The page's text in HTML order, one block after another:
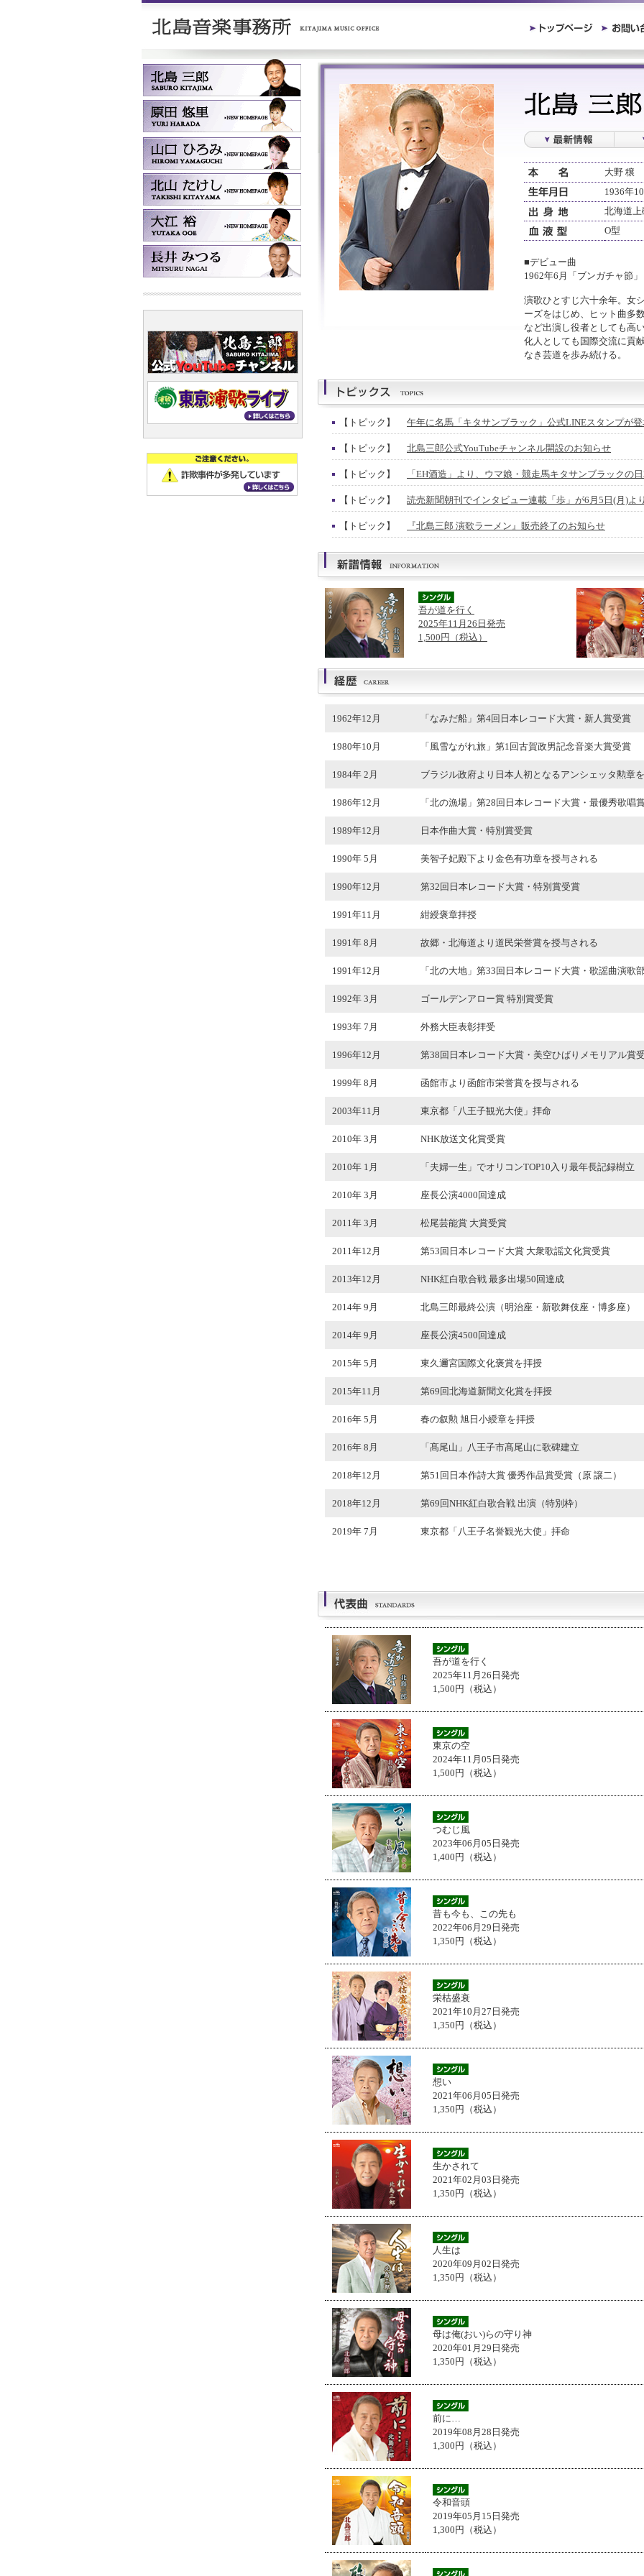
大野 穣
1936年
北海道
O型
■デビュー曲
1962年6月「ブンガチャ節」
演歌ひとすじ六十余年。女
ーズをはじめ、ヒット曲多
など出演し役者としても高
化人としても国際交流に貢
なき芸道を歩み続ける。
【トピック】 午年に名馬「キタサンブラック」公式LINEスタンプが登
【トピック】 北島三郎公式YouTubeチャンネル開設のお知らせ
【トピック】 「EH酒造」より、ウマ娘・競走馬キタサンブラックの
【トピック】 読売新聞朝刊でインタビュー連載「歩」が6月5日(月)よ
【トピック】 『北島三郎 演歌ラーメン』販売終了のお知らせ
吾が道を行く
2025年11月26日発売
1,500円（税込）
1962年12月 「なみだ船」第4回日本レコード大賞・新人賞受賞
1980年10月 「風雪ながれ旅」第1回古賀政男記念音楽大賞受賞
1984年 2月 ブラジル政府より日本人初となるアンシェッタ勲章
1986年12月 「北の漁場」第28回日本レコード大賞・最優秀歌唱
1989年12月 日本作曲大賞・特別賞受賞
1990年 5月 美智子妃殿下より金色有功章を授与される
1990年12月 第32回日本レコード大賞・特別賞受賞
1991年11月 紺綬褒章拝授
1991年 8月 故郷・北海道より道民栄誉賞を授与される
1991年12月 「北の大地」第33回日本レコード大賞・歌謡曲演歌
1992年 3月 ゴールデンアロー賞 特別賞受賞
1993年 7月 外務大臣表彰拝受
1996年12月 第38回日本レコード大賞・美空ひばりメモリアル賞
1999年 8月 函館市より函館市栄誉賞を授与される
2003年11月 東京都「八王子観光大使」拝命
2010年 3月 NHK放送文化賞受賞
2010年 1月 「夫婦一生」でオリコンTOP10入り最年長記録樹立
2010年 3月 座長公演4000回達成
2011年 3月 松尾芸能賞 大賞受賞
2011年12月 第53回日本レコード大賞 大衆歌謡文化賞受賞
2013年12月 NHK紅白歌合戦 最多出場50回達成
2014年 9月 北島三郎最終公演（明治座・新歌舞伎座・博多座）
2014年 9月 座長公演4500回達成
2015年 5月 東久邇宮国際文化褒賞を拝授
2015年11月 第69回北海道新聞文化賞を拝授
2016年 5月 春の叙勲 旭日小綬章を拝授
2016年 8月 「髙尾山」八王子市髙尾山に歌碑建立
2018年12月 第51回日本作詩大賞 優秀作品賞受賞（原 譲二）
2018年12月 第69回NHK紅白歌合戦 出演（特別枠）
2019年 7月 東京都「八王子名誉観光大使」拝命
吾が道を行く
2025年11月26日発売
1,500円（税込）
東京の空
2024年11月05日発売
1,500円（税込）
つむじ風
2023年06月05日発売
1,400円（税込）
昔も今も、この先も
2022年06月29日発売
1,350円（税込）
栄枯盛衰
2021年10月27日発売
1,350円（税込）
想い
2021年06月05日発売
1,350円（税込）
生かされて
2021年02月03日発売
1,350円（税込）
人生は
2020年09月02日発売
1,350円（税込）
母は俺(おい)らの守り神
2020年01月29日発売
1,350円（税込）
前に…
2019年08月28日発売
1,300円（税込）
令和音頭
2019年05月15日発売
1,300円（税込）